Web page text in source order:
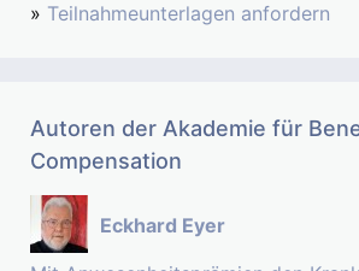
» Teilnahmeunterlagen anfordern
Autoren der Akademie für
Compensation
Eckhard Eyer